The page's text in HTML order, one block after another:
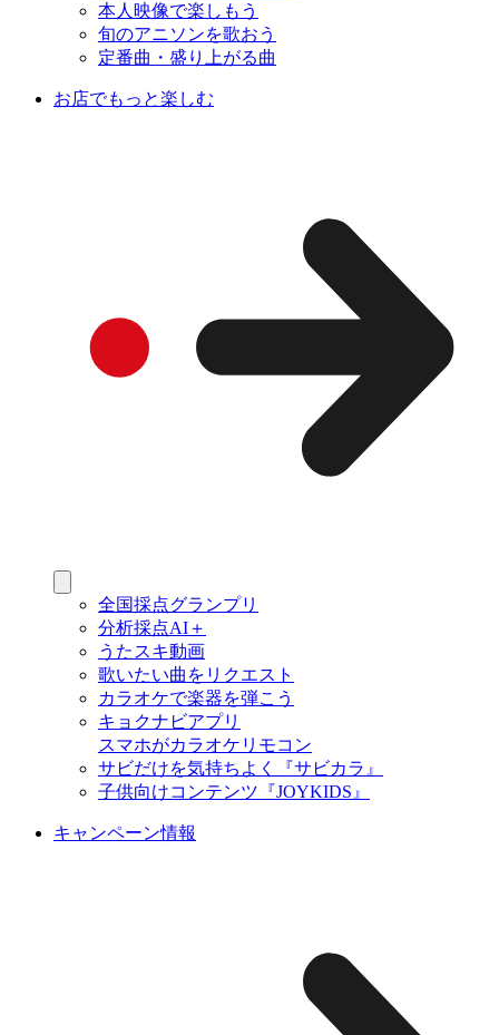
本人映像で楽しもう
旬のアニソンを歌おう
定番曲・盛り上がる曲
お店でもっと楽しむ
全国採点グランプリ
分析採点AI＋
うたスキ動画
歌いたい曲をリクエスト
カラオケで楽器を弾こう
キョクナビアプリ
スマホがカラオケリモコン
サビだけを気持ちよく『サビカラ』
子供向けコンテンツ『JOYKIDS』
キャンペーン情報